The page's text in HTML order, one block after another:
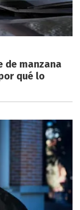
de manzana
qué lo